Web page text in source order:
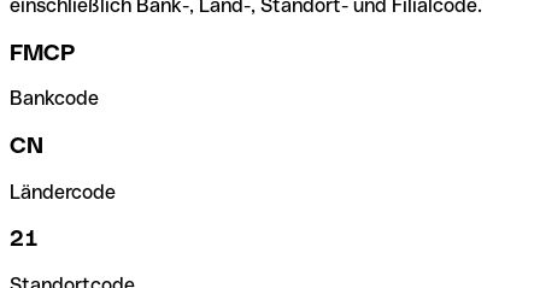
einschließlich Bank-, Land-, Standort- und Filialcode.
FMCP
Bankcode
CN
Ländercode
21